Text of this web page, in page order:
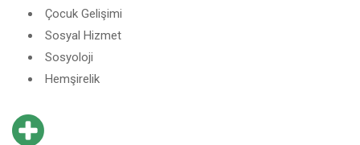
Çocuk Gelişimi
Sosyal Hizmet
Sosyoloji
Hemşirelik